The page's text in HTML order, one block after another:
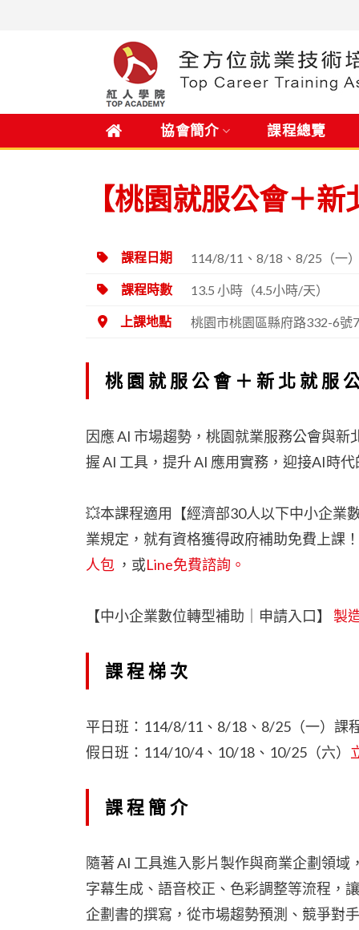
. 協會簡介 課程總覽
【桃園就服公會＋
課程日期 114/8/11、8/18、8/25（一
課程時數 13.5 小時（4.5小時/天）
上課地點 桃園市桃園區縣府路332-6號
桃園就服公會＋新北就服
因應 AI 市場趨勢，桃園就業服務公會與
握 AI 工具，提升 AI 應用實務，迎接AI時
💥本課程適用【經濟部30人以下中小企業
業規定，就有資格獲得政府補助免費上課
人包 ，或Line免費諮詢。
【中小企業數位轉型補助｜申請入口】 製
課程梯次
平日班：114/8/11、8/18、8/25（一）課
假日班：114/10/4、10/18、10/25（六）
課程簡介
隨著 AI 工具進入影片製作與商業企劃領
字幕生成、語音校正、色彩調整等流程，
企劃書的撰寫，從市場趨勢預測、競爭對